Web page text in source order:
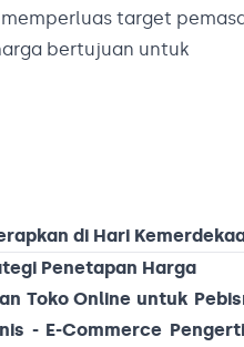
target
bertujuan untuk
di Hari
Penetapan Harga